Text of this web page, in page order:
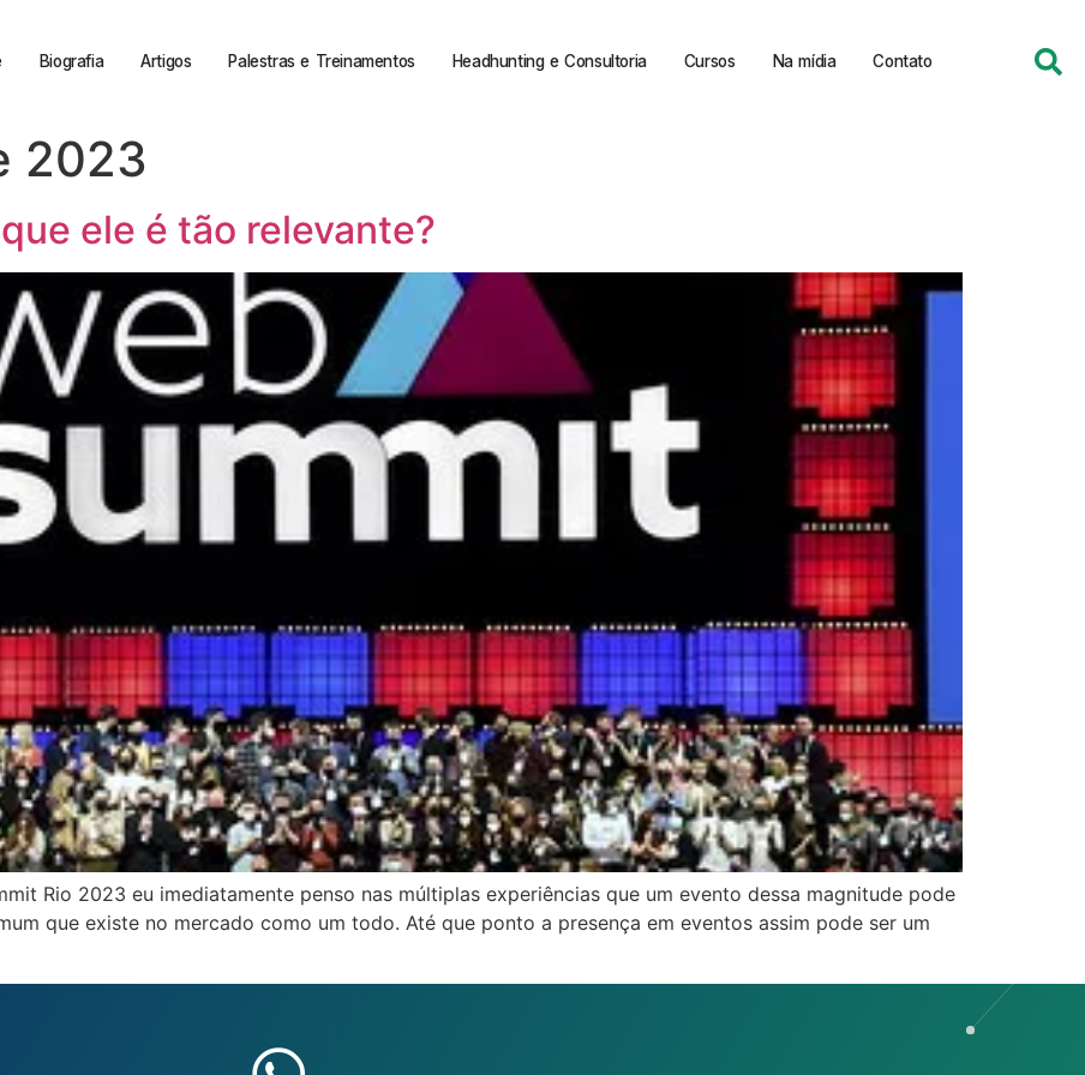
Biografia Artigos Palestras e Treinamentos Headhunting e Consultoria Cursos Na mídia Contato
2023
ele é tão relevante?
Rio 2023 eu imediatamente penso nas múltiplas experiências que um evento dessa magnitude pode
que existe no mercado como um todo. Até que ponto a presença em eventos assim pode ser um